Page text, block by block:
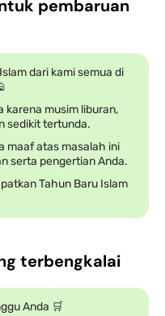
pembaruan
dari kami semua di
karena musim liburan,
sedikit tertunda.
maaf atas masalah ini
serta pengertian Anda.
Tahun Baru Islam
terbengkalai
Anda 🛒